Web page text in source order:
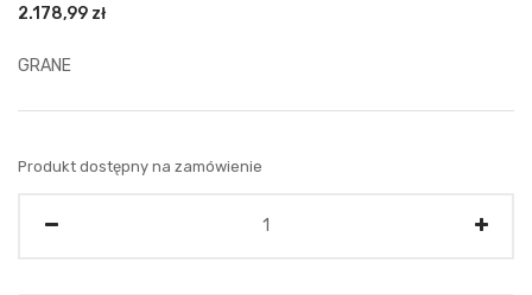
2.178,99 zł
GRANE
Produkt dostępny na zamówienie